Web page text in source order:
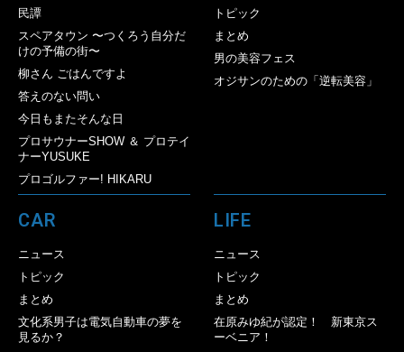
民譚
スペアタウン 〜つくろう自分だ
けの予備の街〜
柳さん ごはんですよ
答えのない問い
今日もまたそんな日
プロサウナーSHOW ＆ プロテイ
ナーYUSUKE
プロゴルファー! HIKARU
トピック
まとめ
男の美容フェス
オジサンのための「逆転美容」
CAR
ニュース
トピック
まとめ
文化系男子は電気自動車の夢を
見るか？
LIFE
ニュース
トピック
まとめ
在原みゆ紀が認定！ 新東京ス
ーベニア！